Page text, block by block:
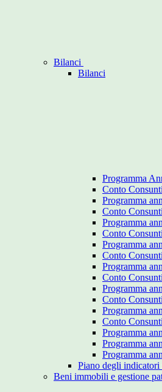
Bilanci
Bilanci
Programma
Conto
Programma
Conto
Programma
Conto
Programma
Conto
Programma
Conto
Programma
Conto
Programma
Conto
Programma
Programma
Programma
Piano degli
Beni immobili e gestione